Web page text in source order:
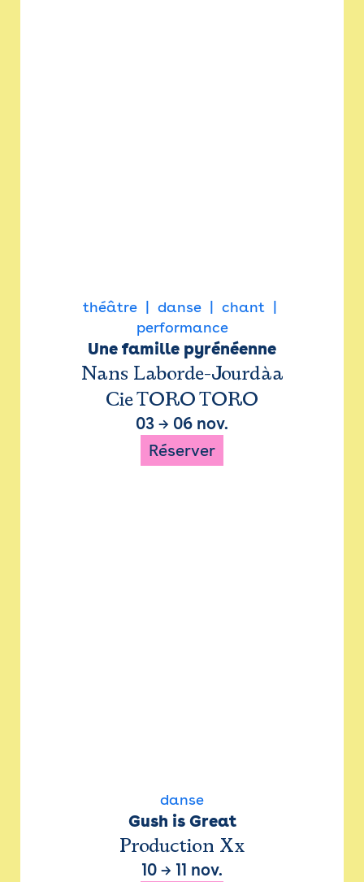
théâtre danse
chant
performance
Une famille pyrénéenne
Nans Laborde-Jourdàa
Cie TORO TORO
03 → 06 nov.
Réserver
danse
Gush is Great
Production Xx
10 → 11 nov.